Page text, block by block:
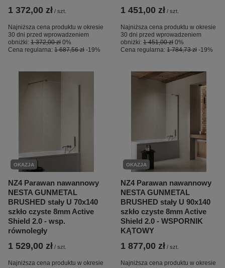
1 372,00 zł / szt.
Najniższa cena produktu w okresie
30 dni przed wprowadzeniem
obniżki: 1 372,00 zł 0%
Cena regularna: 1 687,56 zł -19%
1 451,00 zł / szt.
Najniższa cena produktu w okresie
30 dni przed wprowadzeniem
obniżki: 1 451,00 zł 0%
Cena regularna: 1 784,73 zł -19%
OKAZJA
NZ4 Parawan nawannowy
NESTA GUNMETAL
BRUSHED stały U 70x140
szkło czyste 8mm Active
Shield 2.0 - wsp.
równoległy
1 529,00 zł / szt.
Najniższa cena produktu w okresie
OKAZJA
NZ4 Parawan nawannowy
NESTA GUNMETAL
BRUSHED stały U 90x140
szkło czyste 8mm Active
Shield 2.0 - WSPORNIK
KĄTOWY
1 877,00 zł / szt.
Najniższa cena produktu w okresie